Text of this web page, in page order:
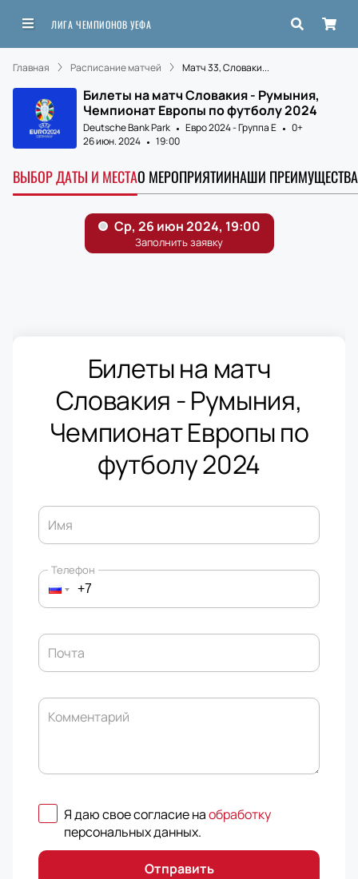
ЛИГА ЧЕМПИОНОВ УЕФА
Главная Расписание матчей Матч 33, Словаки...
Билеты на матч Словакия - Румыния,
Чемпионат Европы по футболу 2024
Deutsche Bank Park Евро 2024 - Группа E
0+
26 июн. 2024
19:00
ВЫБОР ДАТЫ И МЕСТАО МЕРОПРИЯТИИНАШИ ПРЕИМУЩЕСТВА
Билеты на матч
Словакия - Румыния,
Чемпионат Европы по
футболу 2024
Имя
Телефон
Почта
Комментарий
Я даю свое согласие наобработку
персональных данных.
Отправить